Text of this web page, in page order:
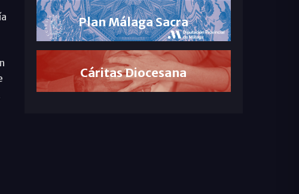
Plan Málaga Sacra
Cáritas Diocesana